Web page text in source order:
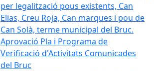
per legalització pous existents, Can
Elias, Creu Roja, Can marques i pou de
Can Solà, terme municipal del Bruc.
Aprovació Pla i Programa de
Verificació d'Activitats Comunicades
del Bruc